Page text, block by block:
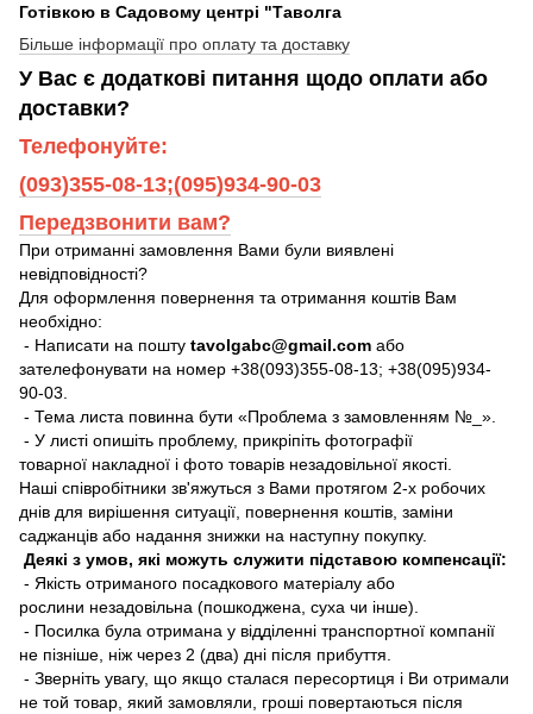
Готівкою в Садовому центрі "Таволга
Більше інформації про оплату та доставку
У Вас є додаткові питання щодо оплати або
доставки?
Телефонуйте:
(093)355-08-13;(095)934-90-03
Передзвонити вам?
При отриманні замовлення Вами були виявлені
невідповідності?
Для оформлення повернення та отримання коштів Вам
необхідно:
- Написати на пошту tavolgabc@gmail.com або
зателефонувати на номер +38(093)355-08-13; +38(095)934-
90-03.
- Тема листа повинна бути «Проблема з замовленням №_».
- У листі опишіть проблему, прикріпіть фотографії
товарної накладної і фото товарів незадовільної якості.
Наші співробітники зв'яжуться з Вами протягом 2-х робочих
днів для вирішення ситуації, повернення коштів, заміни
саджанців або надання знижки на наступну покупку.
Деякі з умов, які можуть служити підставою компенсації:
- Якість отриманого посадкового матеріалу або
рослини незадовільна (пошкоджена, суха чи інше).
- Посилка була отримана у відділенні транспортної компанії
не пізніше, ніж через 2 (два) дні після прибуття.
- Зверніть увагу, що якщо сталася пересортиця і Ви отримали
не той товар, який замовляли, гроші повертаються після